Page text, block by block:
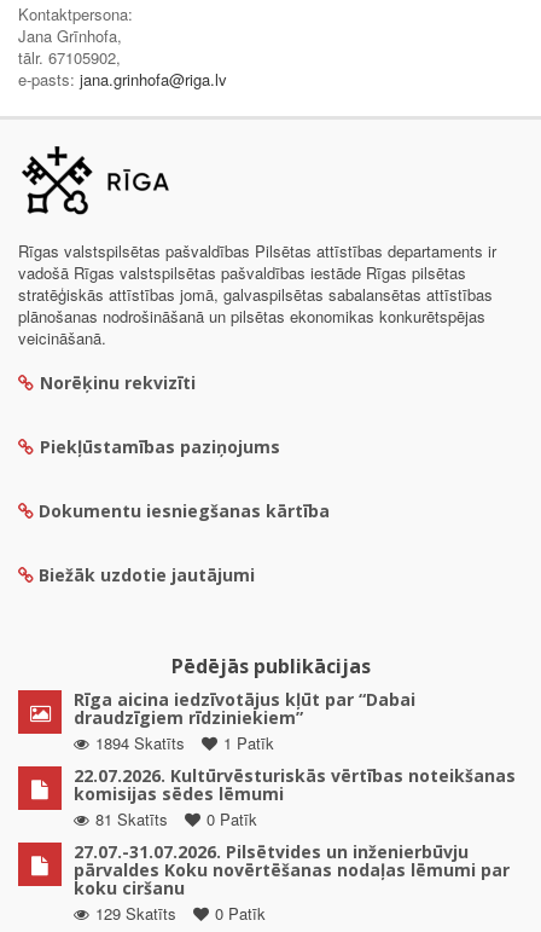
Kontaktpersona:
Jana Grīnhofa,
tālr. 67105902,
e-pasts: jana.grinhofa@riga.lv
Rīgas valstspilsētas pašvaldības Pilsētas attīstības departaments ir
vadošā Rīgas valstspilsētas pašvaldības iestāde Rīgas pilsētas
stratēģiskās attīstības jomā, galvaspilsētas sabalansētas attīstības
plānošanas nodrošināšanā un pilsētas ekonomikas konkurētspējas
veicināšanā.
Norēķinu rekvizīti
Piekļūstamības paziņojums
Dokumentu iesniegšanas kārtība
Biežāk uzdotie jautājumi
Pēdējās publikācijas
Rīga aicina iedzīvotājus kļūt par “Dabai
draudzīgiem rīdziniekiem”
1894 Skatīts
1 Patīk
22.07.2026. Kultūrvēsturiskās vērtības noteikšanas
komisijas sēdes lēmumi
81 Skatīts
0 Patīk
27.07.-31.07.2026. Pilsētvides un inženierbūvju
pārvaldes Koku novērtēšanas nodaļas lēmumi par
koku ciršanu
129 Skatīts
0 Patīk